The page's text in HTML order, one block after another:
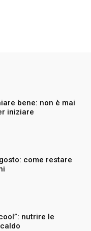
bene: non è mai
iniziare
come restare
nutrire le